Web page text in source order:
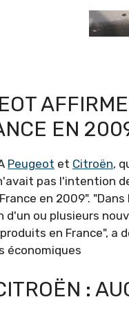
EN
Peugeot et Citroën,
pas l'intention
en 2009".
ou plusieurs
en France", a
économiques
: